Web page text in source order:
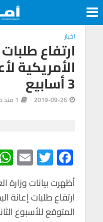
اخبار
ارتفاع
الأمريكية
3 أسابيع
2019-09-26 1 منذ دقيقة
F
ac
e
b
T
wi
tt
er
E
m
ailأظهرت بيانات وزارة
ارتفاع طلبات إعانة
المتوقع للأسبوع